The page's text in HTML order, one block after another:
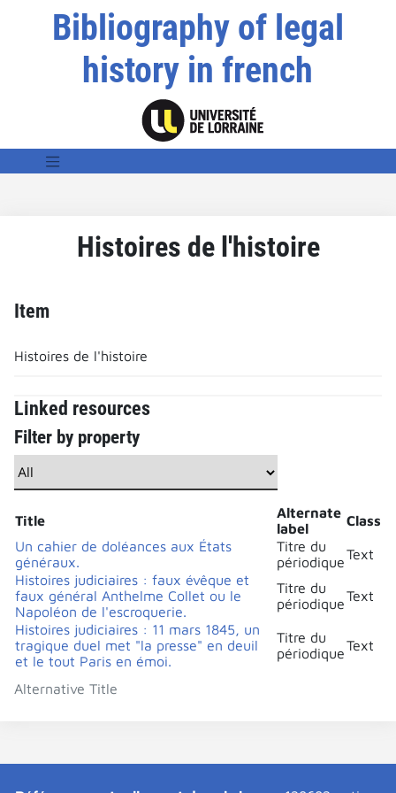
Bibliography of legal
history in french
Histoires de l'histoire
Item
Histoires de l'histoire
Linked resources
Filter by property
Alternative Title
Title
Alternate
label
Class
Un cahier de doléances aux États
généraux.
Titre du
périodiqueText
Histoires judiciaires : faux évêque et
faux général Anthelme Collet ou le
Napoléon de l'escroquerie.
Titre du
périodiqueText
Histoires judiciaires : 11 mars 1845, un
tragique duel met "la presse" en deuil
et le tout Paris en émoi.
Titre du
périodiqueText